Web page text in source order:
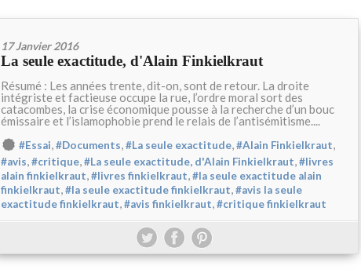
17 Janvier 2016
La seule exactitude, d'Alain Finkielkraut
Résumé : Les années trente, dit-on, sont de retour. La droite
intégriste et factieuse occupe la rue, l’ordre moral sort des
catacombes, la crise économique pousse à la recherche d’un bouc
émissaire et l’islamophobie prend le relais de l’antisémitisme....
#Essai,#Documents,#La seule exactitude,#Alain Finkielkraut,
#avis,#critique,#La seule exactitude, d'Alain Finkielkraut,#livres
alain finkielkraut,#livres finkielkraut,#la seule exactitude alain
finkielkraut,#la seule exactitude finkielkraut,#avis la seule
exactitude finkielkraut,#avis finkielkraut,#critique finkielkraut